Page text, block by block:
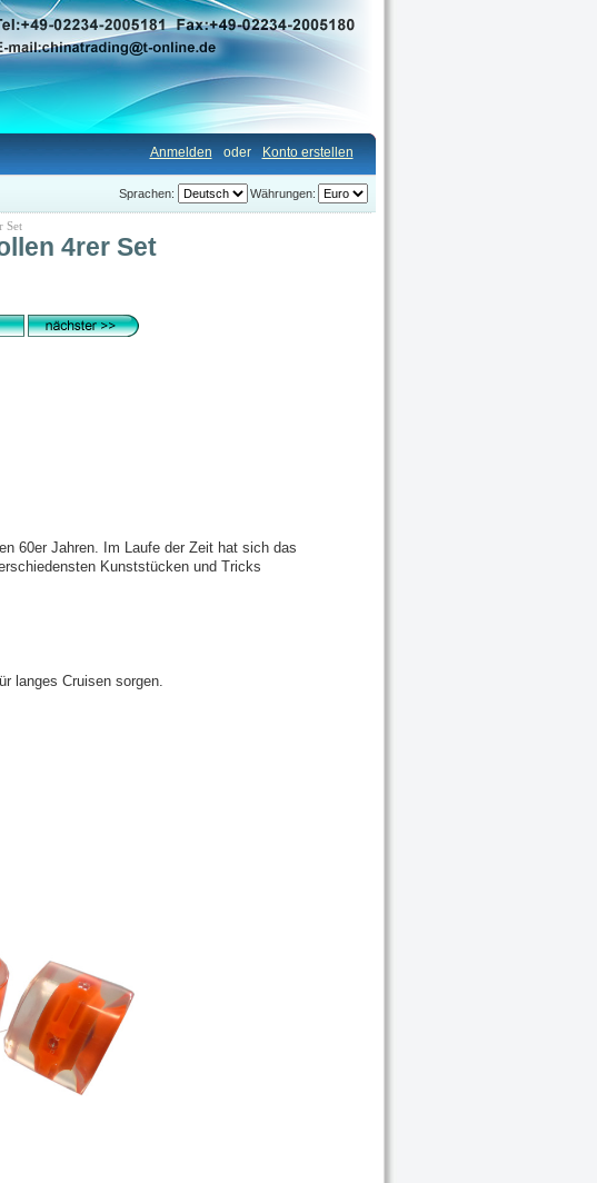
Anmelden oder Konto erstellen
Währungen:
Sprachen:
Set
4rer Set
60er Jahren. Im Laufe der Zeit hat sich das
Kunststücken und Tricks
langes Cruisen sorgen.